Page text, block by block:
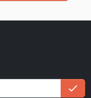
check